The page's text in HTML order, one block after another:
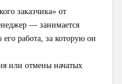
заказчика» от
— занимается
работа, за которую он
или отмены начатых